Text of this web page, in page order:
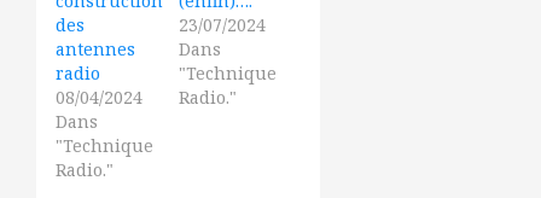
des
antennes
radio
08/04/2024
Dans
"Technique
Radio."
23/07/2024
Dans
"Technique
Radio."